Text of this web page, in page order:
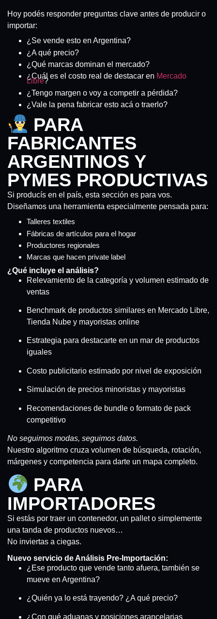
Hoy podés responder preguntas clave antes de producir o
importar:
¿Se vende esto en Argentina?
¿A qué precio?
¿Qué marcas dominan el mercado?
¿Cuál es el costo real de destacar en Mercado
Libre?
¿Tengo margen o voy a competir a pérdida?
¿Vale la pena fabricar esto acá o traerlo?
PARA
FABRICANTES
ARGENTINOS Y
PYMES PRODUCTIVAS
Si producís en el país, esta sección es para vos.
Diseñamos una herramienta especialmente pensada para:
Talleres textiles
Fábricas de artículos para el hogar
Productores regionales
Marcas que hacen private label
¿Qué incluye el análisis?
Relevamiento de la categoría y volumen estimado de
ventas
Benchmark de productos similares en Mercado Libre,
Tienda Nube y mayoristas online
Estrategia para destacarte en un mar de productos
iguales
Costo publicitario estimado por nivel de exposición
Simulación de precios minoristas y mayoristas
Recomendaciones de bundle o formato de pack
competitivo
No seguimos modas, seguimos datos.
Nuestro algoritmo cruza volumen de búsqueda, rotación,
márgenes y competencia para darte un mapa completo.
PARA
IMPORTADORES
Si estás por traer un contenedor, un pallet o simplemente
una tanda de productos nuevos…
No inviertas a ciegas.
Nuevo servicio de Análisis Pre-Importación:
¿Ese producto que vende tanto afuera, también se
mueve en Argentina?
¿Quién ya lo está trayendo? ¿A qué precio?
¿Con qué aduanas y posiciones arancelarias